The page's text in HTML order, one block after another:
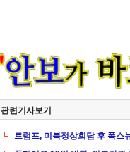
관련기사보기
트럼프, 미북정상회담 후 폭